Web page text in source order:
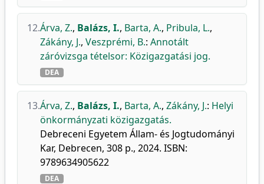
12.Árva, Z., Balázs, I., Barta, A., Pribula, L.,
Zákány, J., Veszprémi, B.: Annotált
záróvizsga tételsor: Közigazgatási jog.
DEA
13.Árva, Z., Balázs, I., Barta, A., Zákány, J.: Helyi
önkormányzati közigazgatás.
Debreceni Egyetem Állam- és Jogtudományi
Kar, Debrecen, 308 p., 2024. ISBN:
9789634905622
DEA